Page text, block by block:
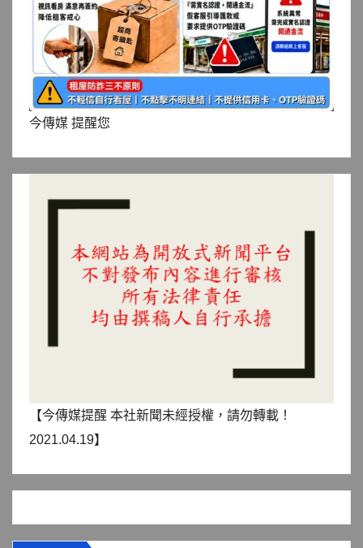
今傳媒 提醒您
【今傳媒提醒 本社新聞未經授權，請勿轉載！
2021.04.19】